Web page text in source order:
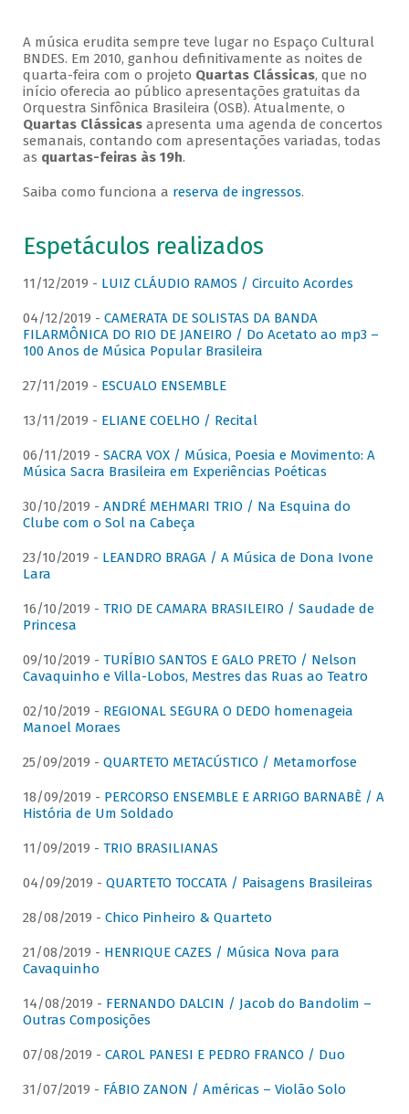
A música erudita sempre teve lugar no Espaço Cultural
BNDES. Em 2010, ganhou definitivamente as noites de
quarta-feira com o projeto Quartas Clássicas, que no
início oferecia ao público apresentações gratuitas da
Orquestra Sinfônica Brasileira (OSB). Atualmente, o
Quartas Clássicasapresenta uma agenda de concertos
semanais, contando com apresentações variadas, todas
as quartas-feiras às 19h.
Saiba como funciona a reserva de ingressos.
Espetáculos realizados
11/12/2019 - LUIZ CLÁUDIO RAMOS / Circuito Acordes
04/12/2019 - CAMERATA DE SOLISTAS DA BANDA
FILARMÔNICA DO RIO DE JANEIRO / Do Acetato ao mp3 –
100 Anos de Música Popular Brasileira
27/11/2019 - ESCUALO ENSEMBLE
13/11/2019 - ELIANE COELHO / Recital
06/11/2019 - SACRA VOX / Música, Poesia e Movimento: A
Música Sacra Brasileira em Experiências Poéticas
30/10/2019 - ANDRÉ MEHMARI TRIO / Na Esquina do
Clube com o Sol na Cabeça
23/10/2019 - LEANDRO BRAGA / A Música de Dona Ivone
Lara
16/10/2019 - TRIO DE CAMARA BRASILEIRO / Saudade de
Princesa
09/10/2019 - TURÍBIO SANTOS E GALO PRETO / Nelson
Cavaquinho e Villa-Lobos, Mestres das Ruas ao Teatro
02/10/2019 - REGIONAL SEGURA O DEDO homenageia
Manoel Moraes
25/09/2019 - QUARTETO METACÚSTICO / Metamorfose
18/09/2019 - PERCORSO ENSEMBLE E ARRIGO BARNABÈ / A
História de Um Soldado
11/09/2019 - TRIO BRASILIANAS
04/09/2019 - QUARTETO TOCCATA / Paisagens Brasileiras
28/08/2019 - Chico Pinheiro & Quarteto
21/08/2019 - HENRIQUE CAZES / Música Nova para
Cavaquinho
14/08/2019 - FERNANDO DALCIN / Jacob do Bandolim –
Outras Composições
07/08/2019 - CAROL PANESI E PEDRO FRANCO / Duo
31/07/2019 - FÁBIO ZANON / Américas – Violão Solo